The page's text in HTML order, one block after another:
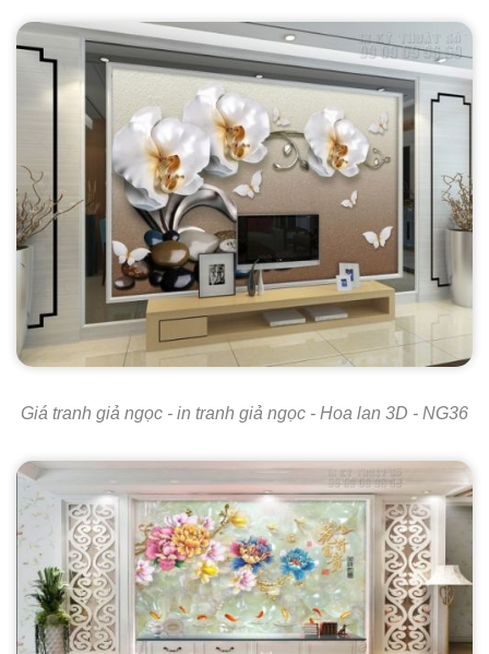
Giá tranh giả ngọc - in tranh giả ngọc - Hoa lan 3D - NG36